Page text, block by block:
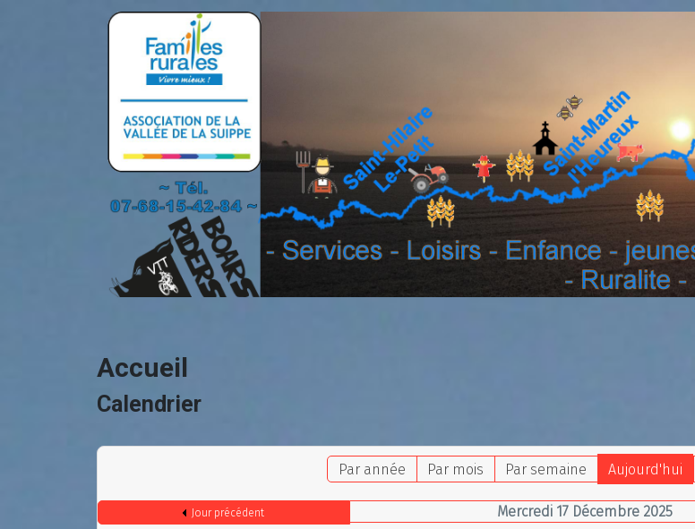
Accueil
Calendrier
Par année Par mois Par semaine Aujourd'hui
Jour précédent Mercredi 17 Décembre 2025